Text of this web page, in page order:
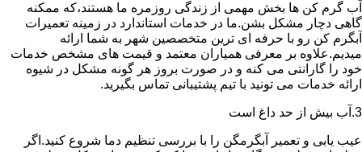
آب گرم کن ها بخش مهمی از زندگی روزمره ما هستند،که ممکنه
گاهی دچار مشکل بشن.ما در خدمات استاندارد در زمینه تعمیرات
آبگرم کن رو با حرفه ای ترین متخصصین شهر به شما ارائه
میدیم.علاوه بر معرفی همیاران معتمد و قیمت های مشخص خدمات
خود را گارانتی می کنه و در صورت بروز هر گونه مشکل در شیوه
ارائه خدمات می تونید با تیم پشتیبانی تماس بگیرید.
3.آب بیش از حد داغ است
عیب یابی و تعمیر آبگرمگن را با بررسی تنظیم دما شروع کنید.اگر